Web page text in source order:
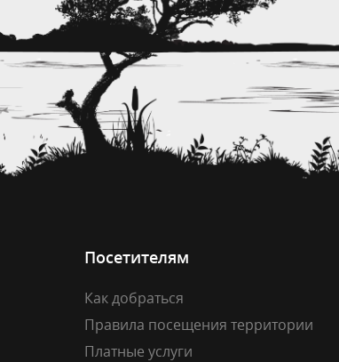
Посетителям
Как добраться
Правила посещения территории
Платные услуги